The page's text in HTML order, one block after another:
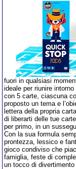
fuori in qualsiasi
ideale per riunire
con 5 carte, ciascuna
proposto un tema e
lettera della propria
di liberarti delle tue
per primo, in un
Con la sua formula
prontezza, lessico e
gioco condiviso che
famiglia, feste di
un tocco di